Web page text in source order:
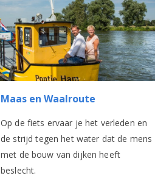
Maas en Waalroute
Op de fiets ervaar je het verleden en
de strijd tegen het water dat de mens
met de bouw van dijken heeft
beslecht.